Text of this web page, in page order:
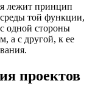
лежит принцип
среды той функции,
одной стороны
а с другой, к ее
проектов